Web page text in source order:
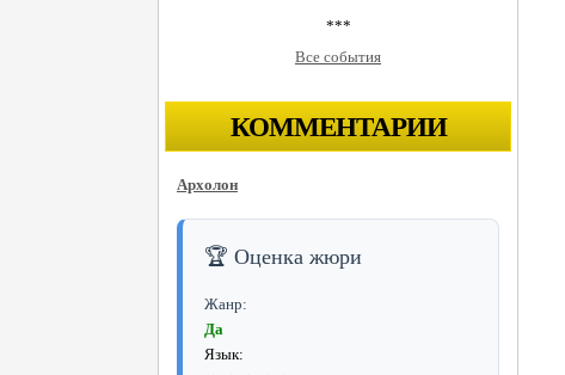
***
Все события
КОММЕНТАРИИ
Архолон
🏆 Оценка жюри
Жанр:
Да
Язык: